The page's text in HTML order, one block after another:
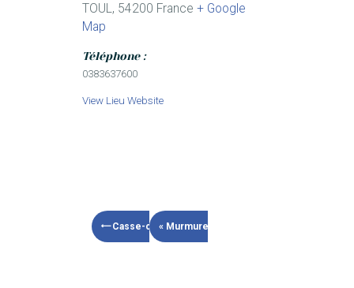
TOUL, 54200 France + Google
Map
Téléphone :
0383637600
View Lieu Website
Casse-croûte de Quasimodo
« Murmures de la cathédrale »